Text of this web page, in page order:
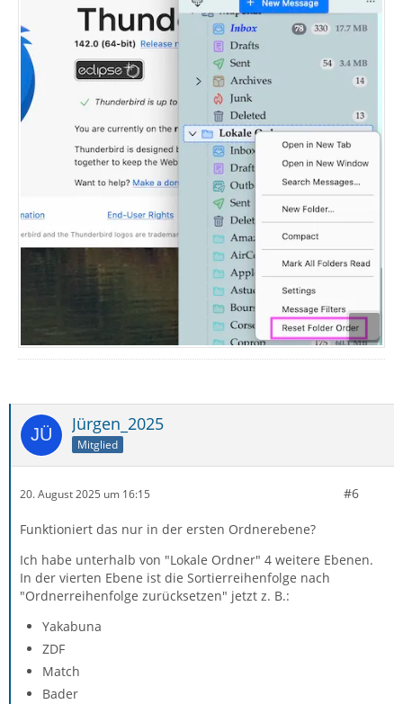
Jürgen_2025
Mitglied
20. August 2025 um 16:15 #6
Funktioniert das nur in der ersten Ordnerebene?
Ich habe unterhalb von "Lokale Ordner" 4 weitere Ebenen.
In der vierten Ebene ist die Sortierreihenfolge nach
"Ordnerreihenfolge zurücksetzen" jetzt z. B.:
Yakabuna
ZDF
Match
Bader